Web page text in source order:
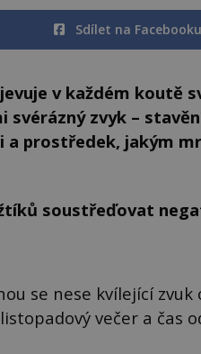
Sdílet na Facebooku
v každém koutě
svérázný zvyk –
prostředek, jakým
soustřeďovat
se nese kvílející
večer a čas